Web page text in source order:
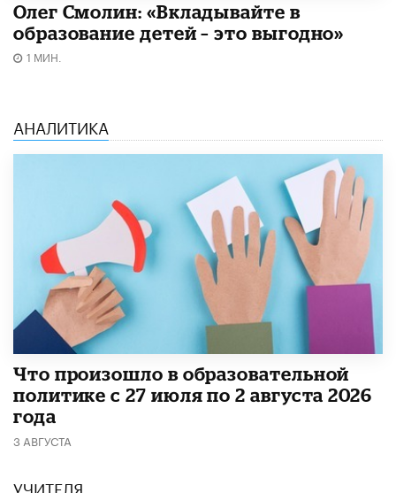
Олег Смолин: «Вкладывайте в
образование детей – это выгодно»
1 МИН.
АНАЛИТИКА
​Что произошло в образовательной
политике с 27 июля по 2 августа 2026
года
3 АВГУСТА
УЧИТЕЛЯ